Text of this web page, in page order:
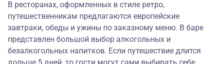
В ресторанах, оформленных в стиле ретро,
путешественникам предлагаются европейские
завтраки, обеды и ужины по заказному меню. В баре
представлен большой выбор алкогольных и
безалкогольных напитков. Если путешествие длится